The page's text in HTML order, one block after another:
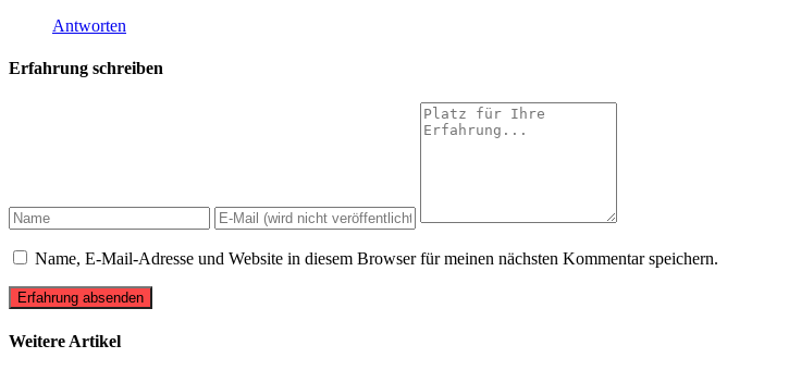
Antworten
Erfahrung schreiben
Name, E-Mail-Adresse und Website in diesem Browser für meinen nächsten Kommentar speichern.
Erfahrung absenden
Weitere Artikel